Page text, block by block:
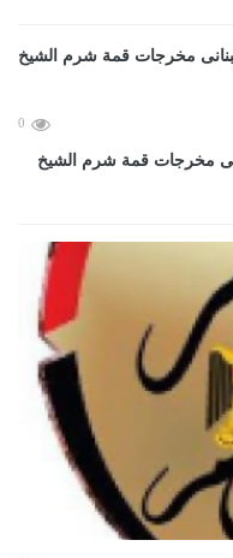
0
مخرجات قمة شرم الشيخ